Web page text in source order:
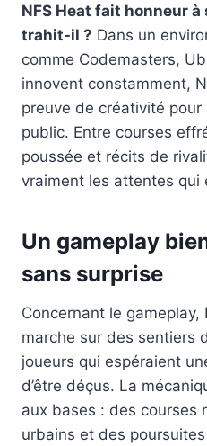
NFS Heat fait honneur
trahit-il ? Dans un
comme Codemasters,
innovent constamment,
preuve de créativité pour
public. Entre courses
poussée et récits de
vraiment les attentes qui
Un gameplay
sans surprise
Concernant le
marche sur des sentiers
joueurs qui espéraient
d’être déçus. La
aux bases : des courses
urbains et des